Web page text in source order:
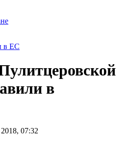
в ЕС
в
07:32